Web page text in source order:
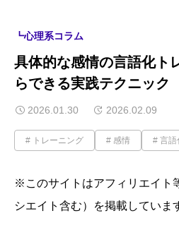
┗心理系コラム
具体的な感情の言語化ト
らできる実践テクニック
2026.01.30 2026.02.09
トレーニング 感情 言語
※このサイトはアフィリエイト
シエイト含む）を掲載していま